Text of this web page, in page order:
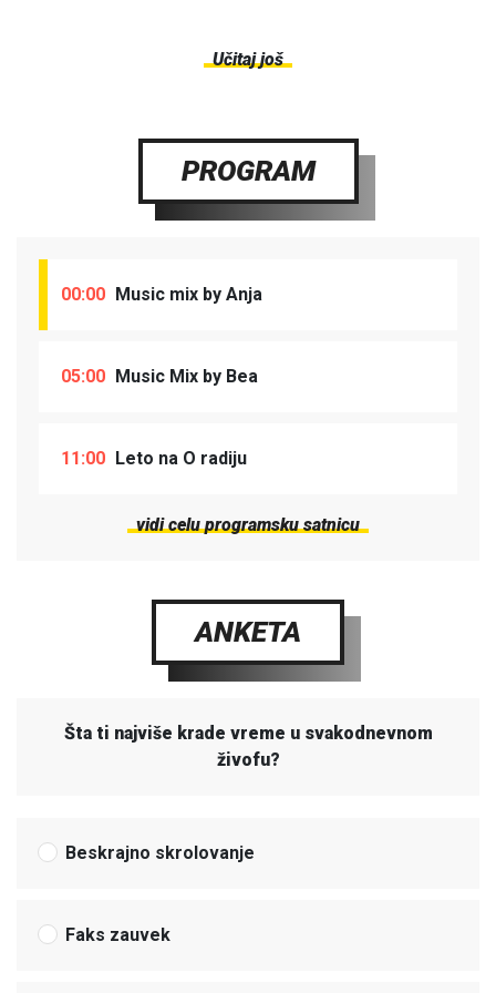
Učitaj još
PROGRAM
00:00 Music mix by Anja
05:00 Music Mix by Bea
11:00 Leto na O radiju
vidi celu programsku satnicu
ANKETA
Šta ti najviše krade vreme u svakodnevnom
živofu?
Beskrajno skrolovanje
Faks zauvek